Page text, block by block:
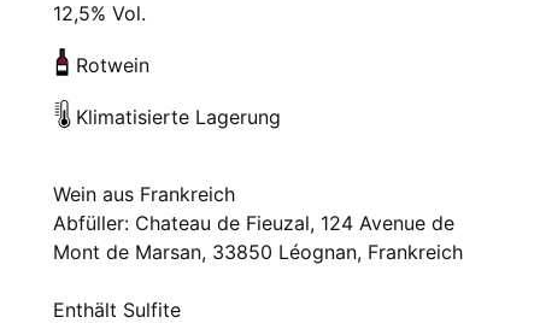
12,5% Vol.
Rotwein
Klimatisierte Lagerung
Wein aus Frankreich
Abfüller: Chateau de Fieuzal, 124 Avenue de
Mont de Marsan, 33850 Léognan, Frankreich
Enthält Sulfite